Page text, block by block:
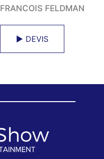
FRANCOIS FELDMAN
► DEVIS